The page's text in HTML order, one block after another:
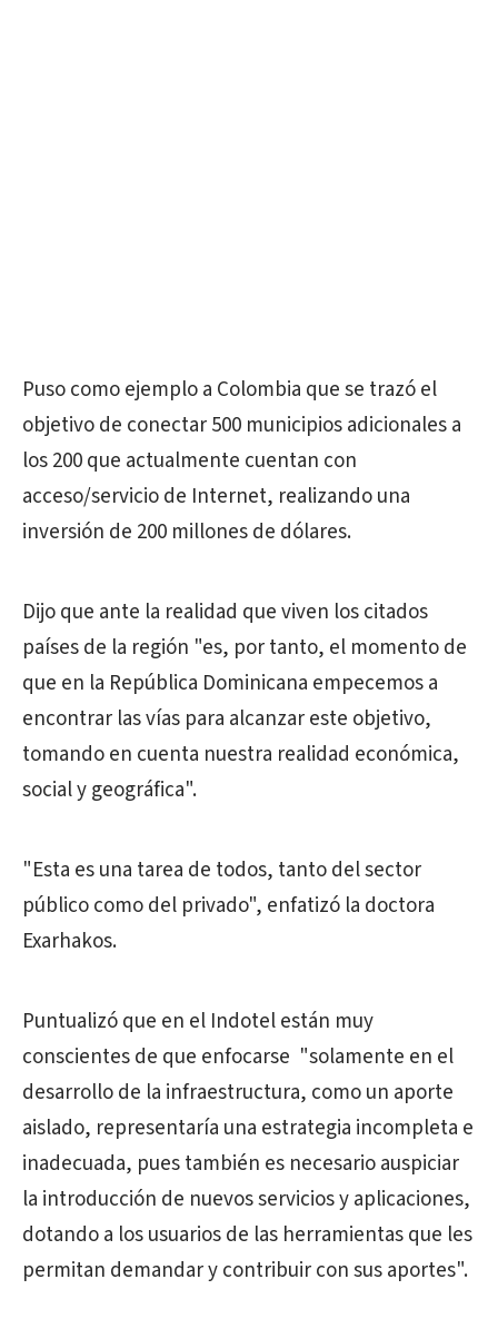
Puso como ejemplo a Colombia que se trazó el
objetivo de conectar 500 municipios adicionales a
los 200 que actualmente cuentan con
acceso/servicio de Internet, realizando una
inversión de 200 millones de dólares.
Dijo que ante la realidad que viven los citados
países de la región "es, por tanto, el momento de
que en la República Dominicana empecemos a
encontrar las vías para alcanzar este objetivo,
tomando en cuenta nuestra realidad económica,
social y geográfica".
"Esta es una tarea de todos, tanto del sector
público como del privado", enfatizó la doctora
Exarhakos.
Puntualizó que en el Indotel están muy
conscientes de que enfocarse "solamente en el
desarrollo de la infraestructura, como un aporte
aislado, representaría una estrategia incompleta e
inadecuada, pues también es necesario auspiciar
la introducción de nuevos servicios y aplicaciones,
dotando a los usuarios de las herramientas que les
permitan demandar y contribuir con sus aportes".